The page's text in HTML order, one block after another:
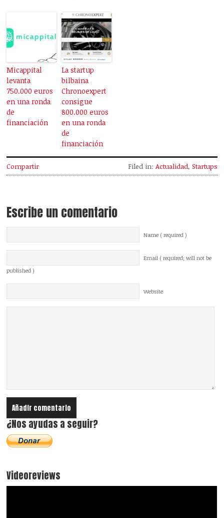
Micappital
levanta
750.000 euros
en una ronda
de
financiación
La startup
bilbaina
Chronoexpert
consigue
800.000 euros
en una ronda
de
financiación
Compartir Filed in: Actualidad, Startups
Escribe un comentario
Name ( required )
Email ( required; will not be
published )
Website
¿Nos ayudas a seguir?
Videoreviews